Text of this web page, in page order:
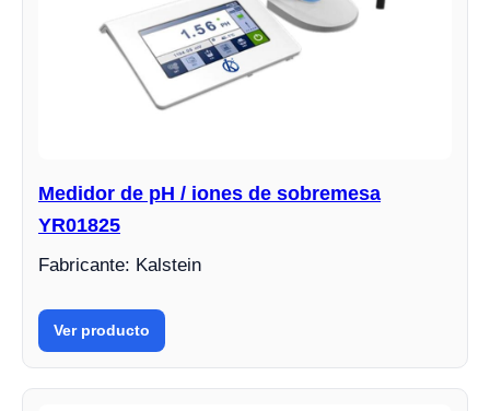
Medidor de pH / iones de sobremesa
YR01825
Fabricante: Kalstein
Ver producto